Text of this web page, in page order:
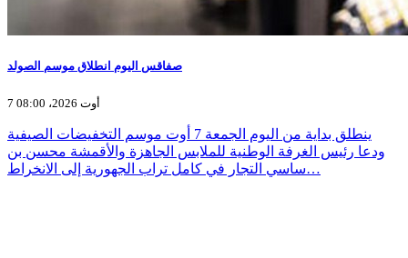
صفاقس اليوم انطلاق موسم الصولد
7 أوت 2026، 08:00
ينطلق بداية من اليوم الجمعة 7 أوت موسم التخفيضات الصيفية
ودعا رئيس الغرفة الوطنية للملابس الجاهزة والأقمشة محسن بن
ساسي التجار في كامل تراب الجهورية إلى الانخراط…